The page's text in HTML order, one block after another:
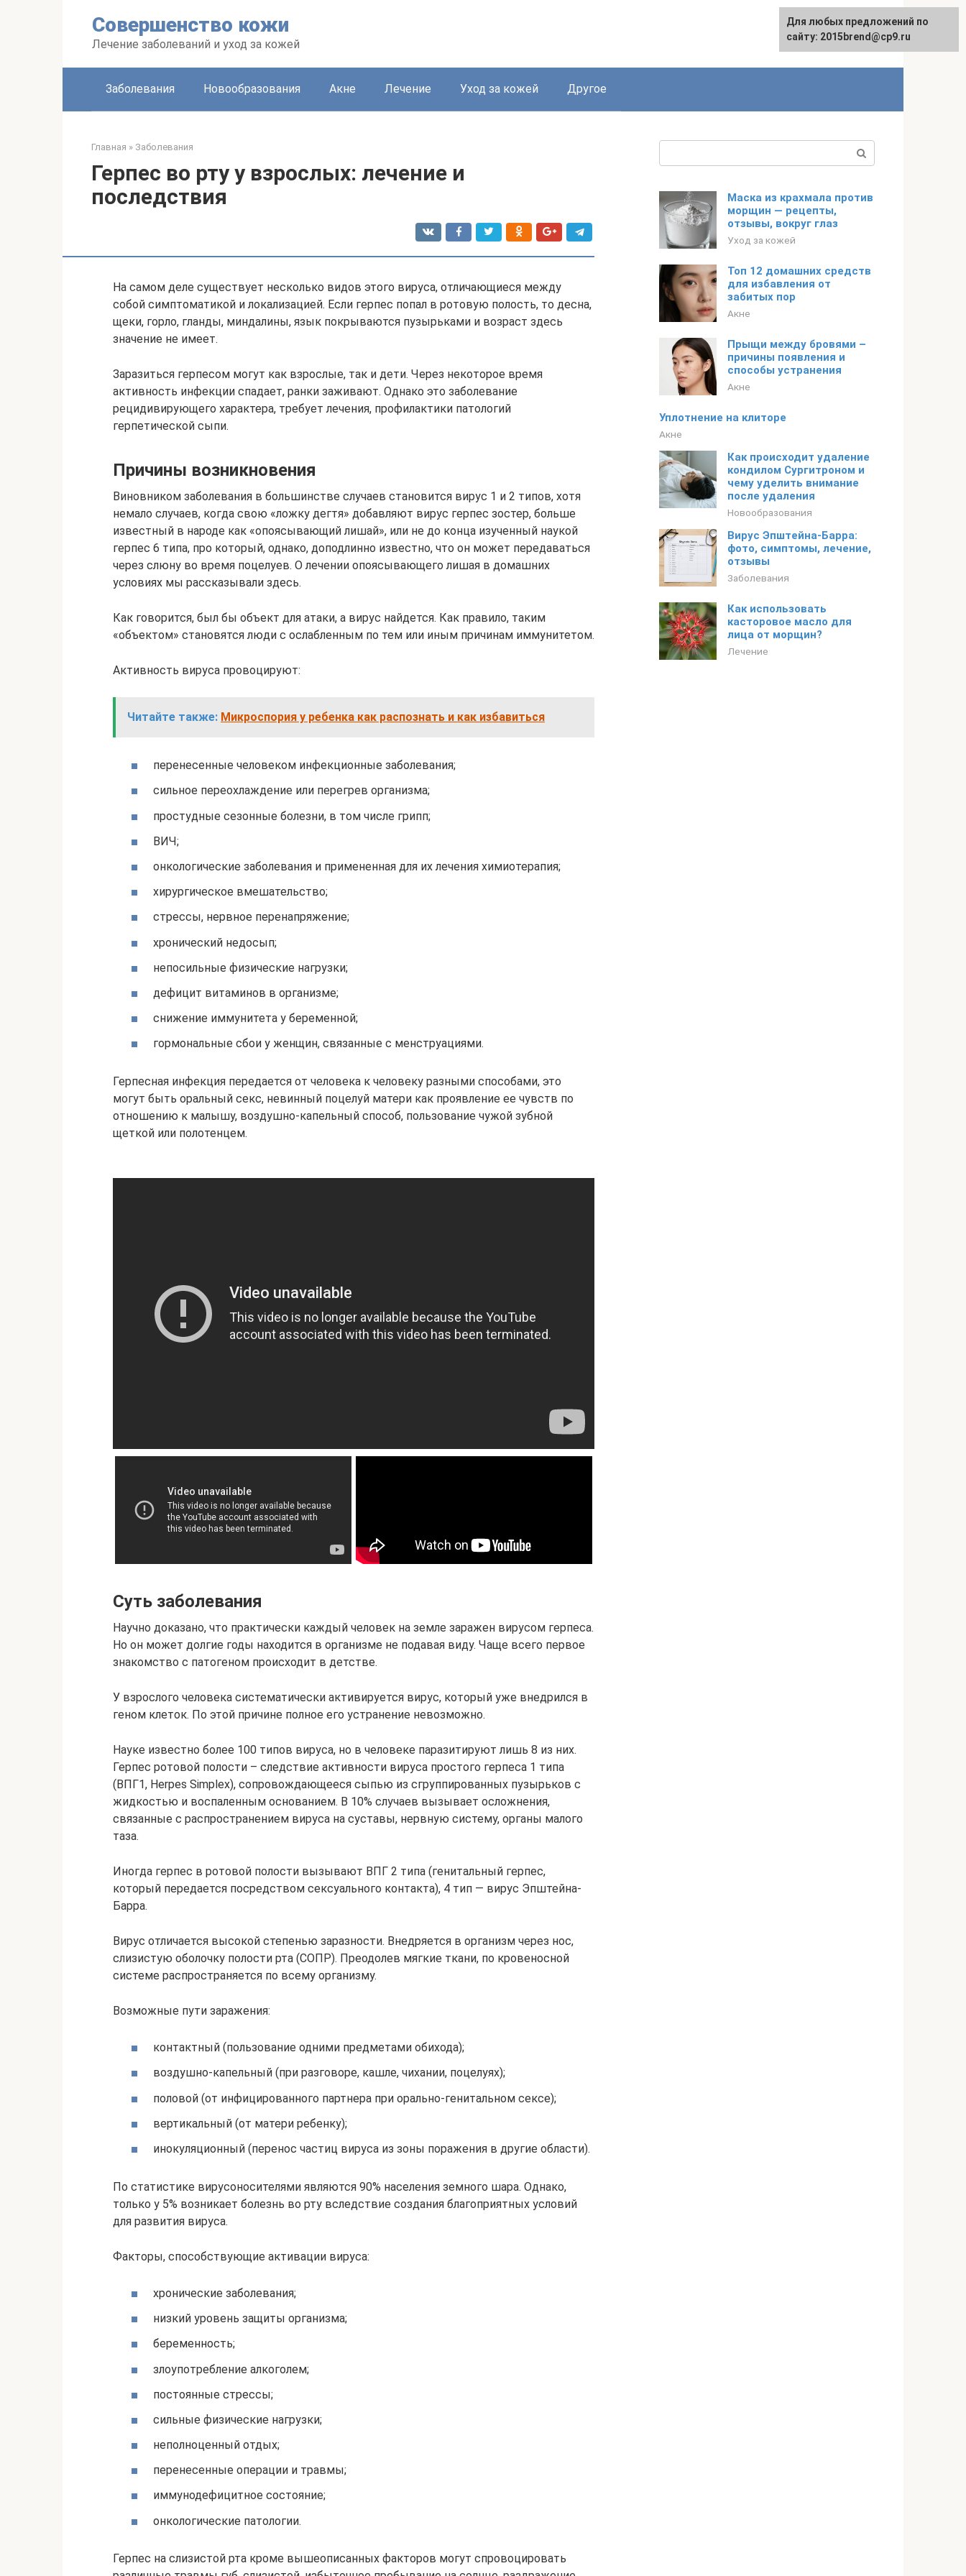
Совершенство кожи
Лечение заболеваний и уход за кожей
Заболевания Новообразования Акне Лечение Уход за кожей Другое
Главная » Заболевания
Герпес во рту у взрослых: лечение и
последствия
На самом деле существует несколько видов этого вируса, отличающиеся между
собой симптоматикой и локализацией. Если герпес попал в ротовую полость, то десна,
щеки, горло, гланды, миндалины, язык покрываются пузырьками и возраст здесь
значение не имеет.
Заразиться герпесом могут как взрослые, так и дети. Через некоторое время
активность инфекции спадает, ранки заживают. Однако это заболевание
рецидивирующего характера, требует лечения, профилактики патологий
герпетической сыпи.
Причины возникновения
Виновником заболевания в большинстве случаев становится вирус 1 и 2 типов, хотя
немало случаев, когда свою «ложку дегтя» добавляют вирус герпес зостер, больше
известный в народе как «опоясывающий лишай», или не до конца изученный наукой
герпес 6 типа, про который, однако, доподлинно известно, что он может передаваться
через слюну во время поцелуев. О лечении опоясывающего лишая в домашних
условиях мы рассказывали здесь.
Как говорится, был бы объект для атаки, а вирус найдется. Как правило, таким
«объектом» становятся люди с ослабленным по тем или иным причинам иммунитетом.
Активность вируса провоцируют:
Читайте также: Микроспория у ребенка как распознать и как избавиться
перенесенные человеком инфекционные заболевания;
сильное переохлаждение или перегрев организма;
простудные сезонные болезни, в том числе грипп;
ВИЧ;
онкологические заболевания и примененная для их лечения химиотерапия;
хирургическое вмешательство;
стрессы, нервное перенапряжение;
хронический недосып;
непосильные физические нагрузки;
дефицит витаминов в организме;
снижение иммунитета у беременной;
гормональные сбои у женщин, связанные с менструациями.
Герпесная инфекция передается от человека к человеку разными способами, это
могут быть оральный секс, невинный поцелуй матери как проявление ее чувств по
отношению к малышу, воздушно-капельный способ, пользование чужой зубной
щеткой или полотенцем.
Суть заболевания
Научно доказано, что практически каждый человек на земле заражен вирусом герпеса.
Но он может долгие годы находится в организме не подавая виду. Чаще всего первое
знакомство с патогеном происходит в детстве.
У взрослого человека систематически активируется вирус, который уже внедрился в
геном клеток. По этой причине полное его устранение невозможно.
Науке известно более 100 типов вируса, но в человеке паразитируют лишь 8 из них.
Герпес ротовой полости – следствие активности вируса простого герпеса 1 типа
(ВПГ1, Herpes Simplex), сопровождающееся сыпью из сгруппированных пузырьков с
жидкостью и воспаленным основанием. В 10% случаев вызывает осложнения,
связанные с распространением вируса на суставы, нервную систему, органы малого
таза.
Иногда герпес в ротовой полости вызывают ВПГ 2 типа (генитальный герпес,
который передается посредством сексуального контакта), 4 тип — вирус Эпштейна-
Барра.
Вирус отличается высокой степенью заразности. Внедряется в организм через нос,
слизистую оболочку полости рта (СОПР). Преодолев мягкие ткани, по кровеносной
системе распространяется по всему организму.
Возможные пути заражения:
контактный (пользование одними предметами обихода);
воздушно-капельный (при разговоре, кашле, чихании, поцелуях);
половой (от инфицированного партнера при орально-генитальном сексе);
вертикальный (от матери ребенку);
инокуляционный (перенос частиц вируса из зоны поражения в другие области).
По статистике вирусоносителями являются 90% населения земного шара. Однако,
только у 5% возникает болезнь во рту вследствие создания благоприятных условий
для развития вируса.
Факторы, способствующие активации вируса:
хронические заболевания;
низкий уровень защиты организма;
беременность;
злоупотребление алкоголем;
постоянные стрессы;
сильные физические нагрузки;
неполноценный отдых;
перенесенные операции и травмы;
иммунодефицитное состояние;
онкологические патологии.
Герпес на слизистой рта кроме вышеописанных факторов могут спровоцировать
Маска из крахмала против
морщин — рецепты,
отзывы, вокруг глаз
Уход за кожей
Топ 12 домашних средств
для избавления от
забитых пор
Акне
Прыщи между бровями –
причины появления и
способы устранения
Акне
Уплотнение на клиторе
Акне
Как происходит удаление
кондилом Сургитроном и
чему уделить внимание
после удаления
Новообразования
Вирус Эпштейна-Барра:
фото, симптомы, лечение,
отзывы
Заболевания
Как использовать
касторовое масло для
лица от морщин?
Лечение
Для любых предложений по
сайту: 2015brend@cp9.ru